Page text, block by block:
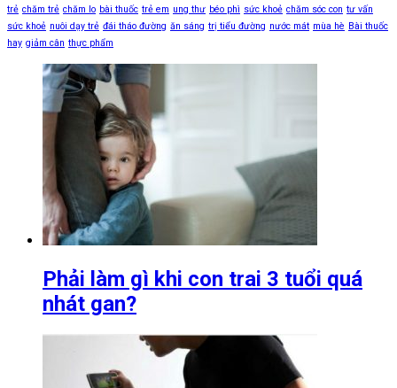
trẻ chăm trẻ chăm lo bài thuốc trẻ em ung thư béo phì sức khoẻ chăm sóc con tư vấn
sức khoẻ nuôi dạy trẻ đái tháo đường ăn sáng trị tiểu đường nước mát mùa hè Bài thuốc
hay giảm cân thực phẩm
Phải làm gì khi con trai 3 tuổi quá
nhát gan?